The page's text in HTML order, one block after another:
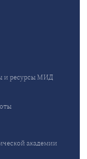
и ресурсы МИД
академии